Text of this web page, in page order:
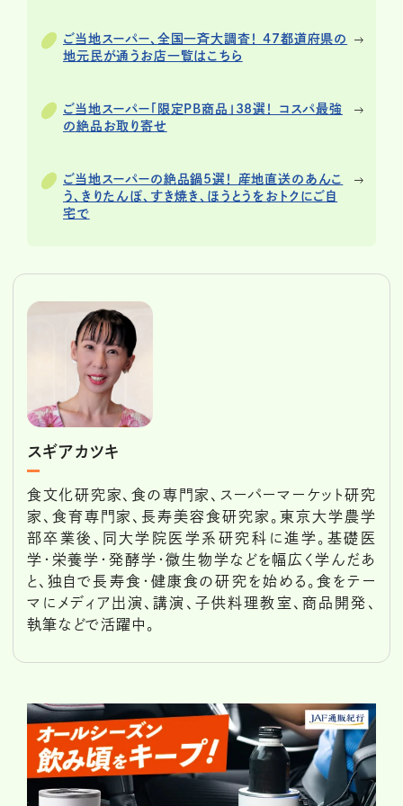
ご当地スーパー、全国一斉大調査！ 47都道府県の
地元民が通うお店一覧はこちら
ご当地スーパー「限定PB商品」38選！ コスパ最強
の絶品お取り寄せ
ご当地スーパーの絶品鍋5選！ 産地直送のあんこ
う、きりたんぽ、すき焼き、ほうとうをおトクにご自
宅で
スギアカツキ
食文化研究家、食の専門家、スーパーマーケット研究
家、食育専門家、長寿美容食研究家。東京大学農学
部卒業後、同大学院医学系研究科に進学。基礎医
学・栄養学・発酵学・微生物学などを幅広く学んだあ
と、独自で長寿食・健康食の研究を始める。食をテー
マにメディア出演、講演、子供料理教室、商品開発、
執筆などで活躍中。